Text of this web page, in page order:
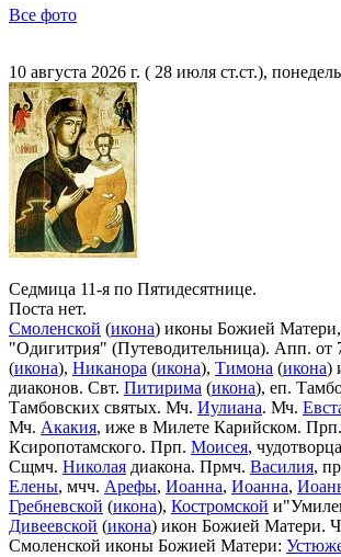
Все фото
10 августа 2026 г. ( 28 июля ст.ст.),
Седмица 11-я по Пятидесятнице.
Поста нет.
Смоленской (икона) иконы Божией
"Одигитрия" (Путеводительница). Апп. от
(икона), Никанора (икона), Тимона (икона)
диаконов. Свт. Питирима (икона), еп.
Тамбовских святых. Мч. Иулиана. Мч.
Мч. Акакия, иже в Милете Карийском. Прп.
Ксиропотамского. Прп. Моисея,
Сщмч. Николая диакона. Прмч. Василия,
Елены, мчч. Арефы, Иоанна, Иоанна,
Гребневской (икона), Костромской
Дивеевской (икона) икон Божией Матери.
Смоленской иконы Божией Матери: